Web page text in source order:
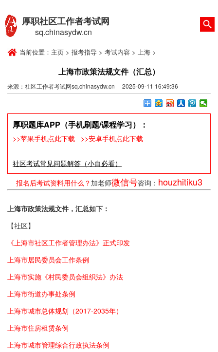
厚职社区工作者考试网
sq.chinasydw.cn
当前位置： 主页 > 报考指导 > 考试内容 > 上海 >
上海市政策法规文件（汇总）
来源：社区工作者考试网sq.chinasydw.cn 2025-09-11 16:49:36
厚职题库APP（手机刷题/课程学习）：
>>苹果手机点此下载 >>安卓手机点此下载
社区考试常见问题解答（小白必看）
报名后考试资料用什么？ 加老师微信号咨询： houzhitiku3
上海市政策法规文件，汇总如下：
【社区】
《上海市社区工作者管理办法》正式印发
上海市居民委员会工作条例
上海市实施《村民委员会组织法》办法
上海市街道办事处条例
上海市城市总体规划（2017-2035年）
上海市住房租赁条例
上海市城市管理综合行政执法条例